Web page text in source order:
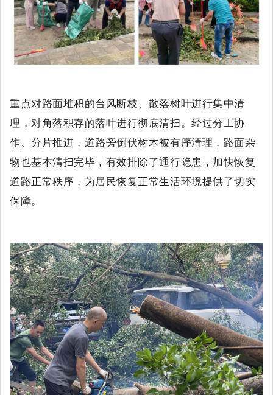
重点对路面堆积的台风断枝、散落树叶进行集中清
理 ，对角落积存的落叶进行彻底清扫。经过分工协
作、分片推进，道路旁倒伏树木被有序清理，路面杂
物也基本清扫完毕，有效排除了通行隐患，加快恢复
道路正常秩序，为居民恢复正常生活环境提供了切实
保障。